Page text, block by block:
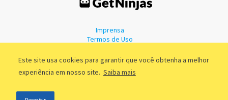
Este site usa cookies para garantir que você obtenha a melhor
experiência em nosso site. Saiba mais
Imprensa
Termos de Uso
©2011 - 2026, GetNinjas LTDA. CNPJ 55.744.877/0001-89 - Rua Dr.